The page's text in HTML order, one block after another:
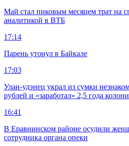
Май стал пиковым месяцем трат на
аналитикой в ВТБ
17:14
Парень утонул в Байкале
17:03
Улан-удэнец украл из сумки
рублей и «заработал» 2,5 года
16:41
В Еравнинском районе осудили
сотрудника органа опеки